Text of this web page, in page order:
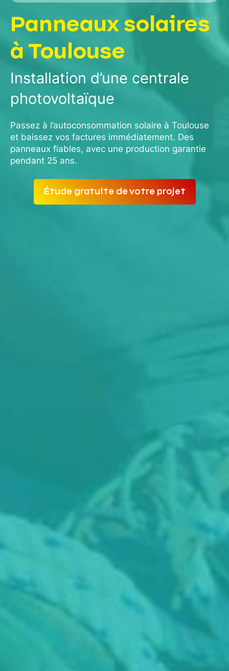
Panneaux solaires
à Toulouse
Installation d’une centrale
photovoltaïque
Passez à l’autoconsommation solaire à Toulouse
et baissez vos factures immédiatement. Des
panneaux fiables, avec une production garantie
pendant 25 ans.
Étude gratuite de votre projet